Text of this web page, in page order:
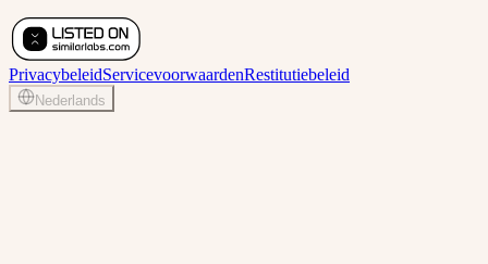
PrivacybeleidServicevoorwaardenRestitutiebeleid
Nederlands